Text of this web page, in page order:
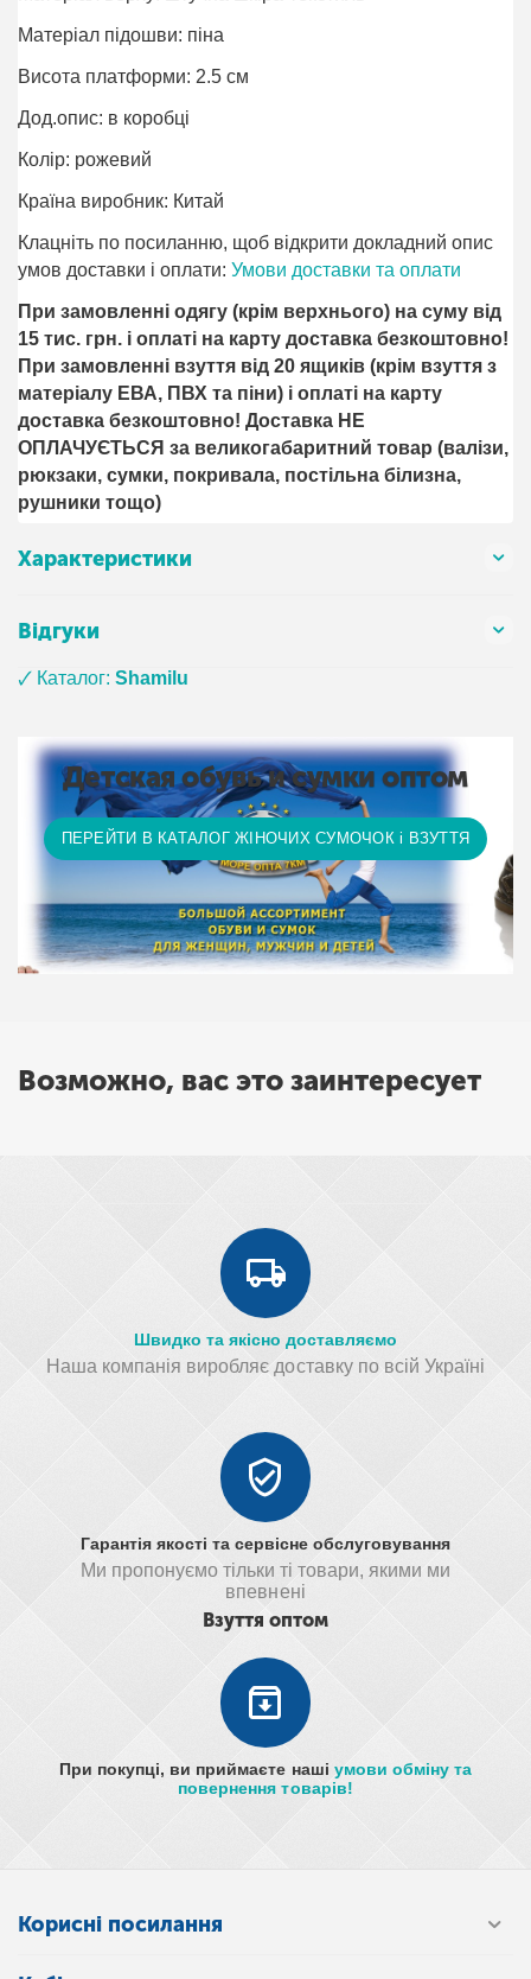
Матеріал підошви: піна
Висота платформи: 2.5 см
Дод.опис: в коробці
Колір: рожевий
Країна виробник: Китай
Клацніть по посиланню, щоб відкрити докладний опис
умов доставки і оплати:Умови доставки та оплати
При замовленні одягу (крім верхнього) на суму від
15 тис. грн. і оплаті на карту доставка безкоштовно!
При замовленні взуття від 20 ящиків (крім взуття з
матеріалу ЕВА, ПВХ та піни) і оплаті на карту
доставка безкоштовно! Доставка НЕ ​​
ОПЛАЧУЄТЬСЯ за великогабаритний товар (валізи,
рюкзаки, сумки, покривала, постільна білизна,
рушники тощо)
Характеристики
Відгуки
🗸 Каталог:Shamilu
Детская обувь и сумки оптом
ПЕРЕЙТИ В КАТАЛОГ ЖІНОЧИХ СУМОЧОК і ВЗУТТЯ
Возможно, вас это заинтересует
Швидко та якісно доставляємо
Наша компанія виробляє доставку по всій Україні
Гарантія якості та сервісне обслуговування
Ми пропонуємо тільки ті товари, якими ми
впевнені
Взуття оптом
При покупці, ви приймаєте наші умови обміну та
повернення товарів!
Корисні посилання